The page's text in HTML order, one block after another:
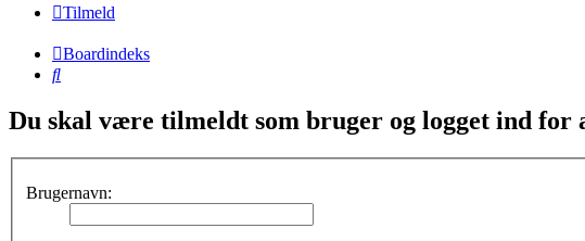
Tilmeld
Boardindeks
Søg
Du skal være tilmeldt som bruger og logget ind for
Brugernavn: